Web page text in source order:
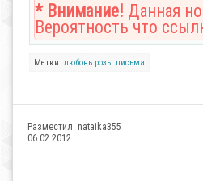
* Внимание! Данная
Вероятность что
Метки: любовь розы письма
Разместил: nataika355
06.02.2012